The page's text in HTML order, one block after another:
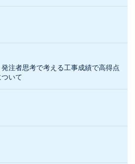
発注者思考で考える工事成績で高得点
いて